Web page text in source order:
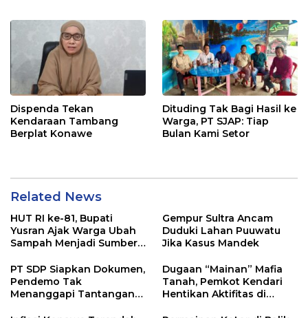
Dispenda Tekan
Kendaraan Tambang
Berplat Konawe
Dituding Tak Bagi Hasil ke
Warga, PT SJAP: Tiap
Bulan Kami Setor
Related News
HUT RI ke-81, Bupati
Yusran Ajak Warga Ubah
Sampah Menjadi Sumber
Gempur Sultra Ancam
Duduki Lahan Puuwatu
Jika Kasus Mandek
PT SDP Siapkan Dokumen,
Pendemo Tak
Menanggapi Tantangan
Dugaan “Mainan” Mafia
Tanah, Pemkot Kendari
Hentikan Aktifitas di